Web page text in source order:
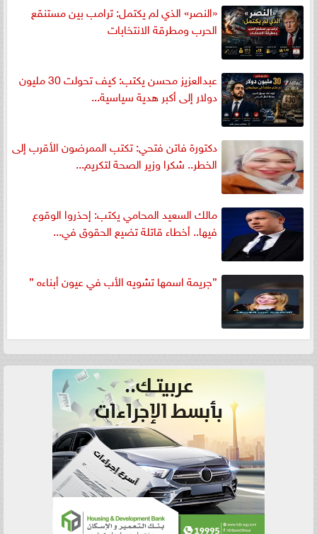
«النصر» الذي لم يكتمل: ترامب بين مستنقع
الحرب ومطرقة الانتخابات
عبدالعزيز محسن يكتب: كيف تحولت 30 مليون
دولار إلى أكبر هدية سياسية...
دكتورة فاتن فتحي: تكتب الممرضون الأقرب إلى
الخطر.. شكرا وزير الصحة لتكريم...
مالك السعيد المحامي يكتب: إحذروا الوقوع
فيها.. أخطاء قاتلة تضيع الحقوق في...
”جريمة اسمها تشويه الأب في عيون أبناءه ”